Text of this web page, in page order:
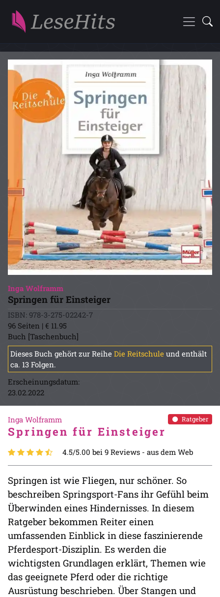
Inga Wolframm
Springen für Einsteiger
ISBN: 978-3-275-02242-7
96 Seiten | € 11.95
Buch [Taschenbuch]
Dieses Buch gehört zur Reihe Die Reitschule und enthält
ca. 13 Folgen.
Erscheinungsdatum:
23.02.2022
Ratgeber
Inga Wolframm
Springen für Einsteiger
4.5/5.00 bei 9 Reviews - aus dem Web
Springen ist wie Fliegen, nur schöner. So
beschreiben Springsport-Fans ihr Gefühl beim
Überwinden eines Hindernisses. In diesem
Ratgeber bekommen Reiter einen
umfassenden Einblick in diese faszinierende
Pferdesport-Disziplin. Es werden die
wichtigsten Grundlagen erklärt, Themen wie
das geeignete Pferd oder die richtige
Ausrüstung beschrieben. Über Stangen und